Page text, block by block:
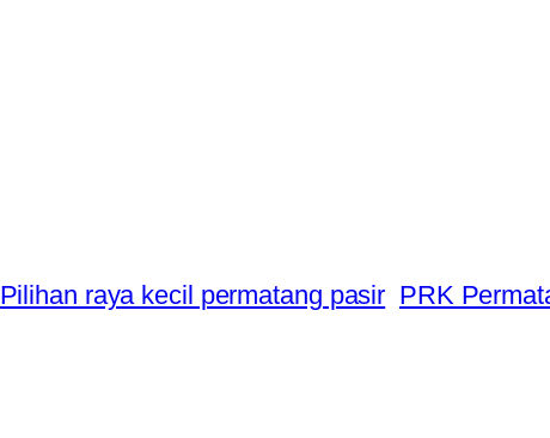
Pilihan raya kecil permatang pasir PRK